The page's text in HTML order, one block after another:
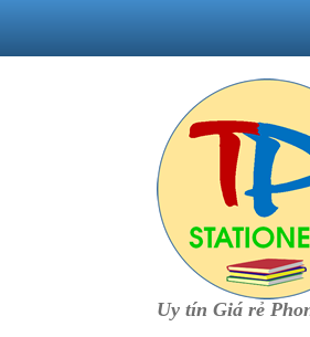
Uy tín Giá rẻ